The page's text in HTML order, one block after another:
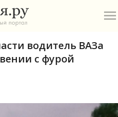
О
водитель ВАЗа
с фурой